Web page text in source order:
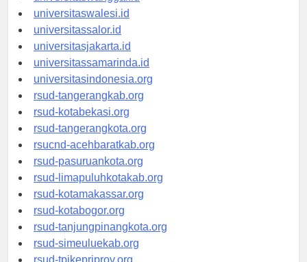
universitaswanggar.id
universitaswalesi.id
universitassalor.id
universitasjakarta.id
universitassamarinda.id
universitasindonesia.org
rsud-tangerangkab.org
rsud-kotabekasi.org
rsud-tangerangkota.org
rsucnd-acehbaratkab.org
rsud-pasuruankota.org
rsud-limapuluhkotakab.org
rsud-kotamakassar.org
rsud-kotabogor.org
rsud-tanjungpinangkota.org
rsud-simeuluekab.org